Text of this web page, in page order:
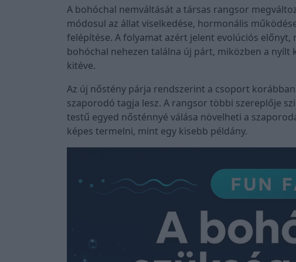
A bohóchal nemváltását a társas rangsor
módosul az állat viselkedése, hormonális
felépítése. A folyamat azért jelent evolúciós
bohóchal nehezen találna új párt, miközben a
kitéve.
Az új nőstény párja rendszerint a csoport
szaporodó tagja lesz. A rangsor többi szereplője
testű egyed nősténnyé válása növelheti a
képes termelni, mint egy kisebb példány.